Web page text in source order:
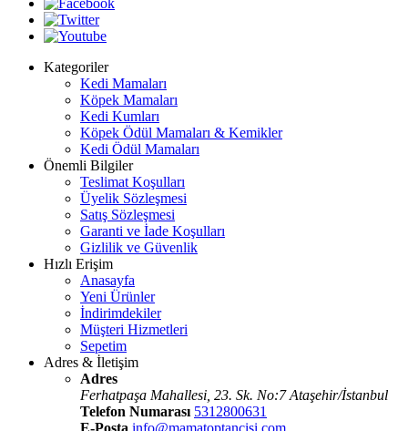
Kategoriler
Kedi Mamaları
Köpek Mamaları
Kedi Kumları
Köpek Ödül Mamaları & Kemikler
Kedi Ödül Mamaları
Önemli Bilgiler
Teslimat Koşulları
Üyelik Sözleşmesi
Satış Sözleşmesi
Garanti ve İade Koşulları
Gizlilik ve Güvenlik
Hızlı Erişim
Anasayfa
Yeni Ürünler
İndirimdekiler
Müşteri Hizmetleri
Sepetim
Adres & İletişim
Adres
Ferhatpaşa Mahallesi, 23. Sk. No:7 Ataşehir/İstanbul
Telefon Numarası 5312800631
E-Posta info@mamatoptancisi.com